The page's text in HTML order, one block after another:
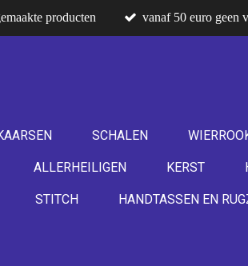
producten vanaf 50 euro geen
SCHALEN
ALLERHEILIGEN KERST
STITCH HANDTASSEN EN